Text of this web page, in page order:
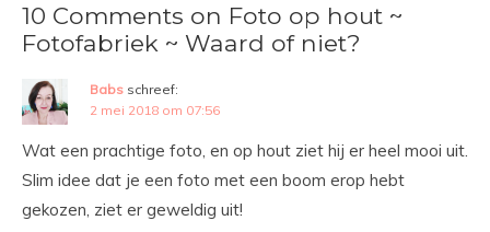
10 Comments on Foto op hout ~
Fotofabriek ~ Waard of niet?
Babs schreef:
2 mei 2018 om 07:56
Wat een prachtige foto, en op hout ziet hij er heel mooi uit.
Slim idee dat je een foto met een boom erop hebt
gekozen, ziet er geweldig uit!